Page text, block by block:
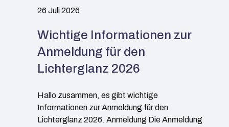
26 Juli 2026
Wichtige Informationen zur
Anmeldung für den
Lichterglanz 2026
Hallo zusammen, es gibt wichtige
Informationen zur Anmeldung für den
Lichterglanz 2026. Anmeldung Die Anmeldung